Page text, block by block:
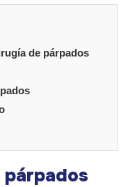
de párpados